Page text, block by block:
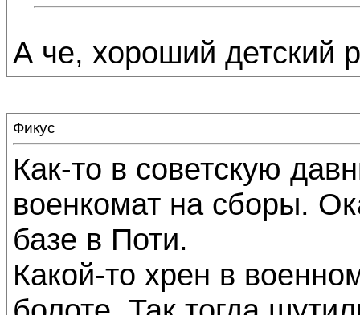
А че, хороший детский
Фикус
Как-то в советскую
военкомат на сборы.
базе в Поти.
Какой-то хрен в